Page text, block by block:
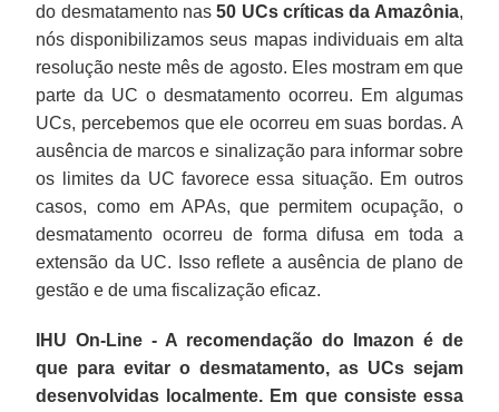
do desmatamento nas50 UCs críticas da Amazônia,
nós disponibilizamos seus mapas individuais em alta
resolução neste mês de agosto. Eles mostram em que
parte da UC o desmatamento ocorreu. Em algumas
UCs, percebemos que ele ocorreu em suas bordas. A
ausência de marcos e sinalização para informar sobre
os limites da UC favorece essa situação. Em outros
casos, como em APAs, que permitem ocupação, o
desmatamento ocorreu de forma difusa em toda a
extensão da UC. Isso reflete a ausência de plano de
gestão e de uma fiscalização eficaz.
IHU On-Line - A recomendação do Imazon é de
que para evitar o desmatamento, as UCs sejam
desenvolvidas localmente. Em que consiste essa